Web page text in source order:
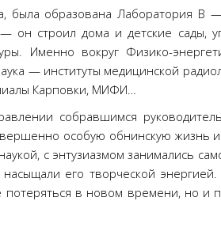
была образована Лаборатория
он строил дома и детские сады,
Именно вокруг Физико-
— институты медицинской
Карповки, МИФИ…
собравшимся руководитель
особую обнинскую жизнь
с энтузиазмом занимались
его творческой
в новом времени, но и